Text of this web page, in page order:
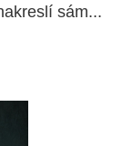
sám...